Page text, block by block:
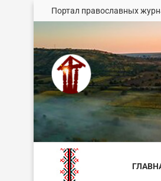
Портал православных